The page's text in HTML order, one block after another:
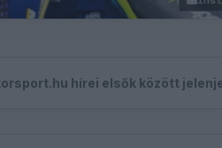
hírei elsők között